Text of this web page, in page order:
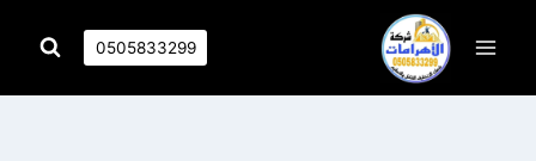
0505833299